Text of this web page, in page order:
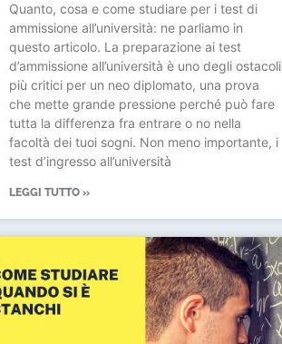
Quanto, cosa e come studiare per i test di
ammissione all’università: ne parliamo in
questo articolo. La preparazione ai test
d’ammissione all’università è uno degli ostacoli
più critici per un neo diplomato, una prova
che mette grande pressione perché può fare
tutta la differenza fra entrare o no nella
facoltà dei tuoi sogni. Non meno importante, i
test d’ingresso all’università
LEGGI TUTTO »